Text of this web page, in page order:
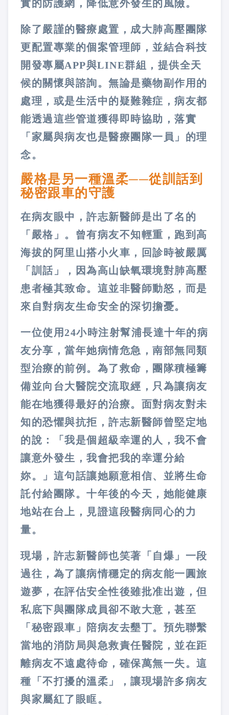
實的防護網，降低意外發生的風險。
除了嚴謹的醫療處置，成大肺高壓團隊
更配置專業的個案管理師，並結合科技
開發專屬APP與LINE群組，提供全天
候的關懷與諮詢。無論是藥物副作用的
處理，或是生活中的疑難雜症，病友都
能透過這些管道獲得即時協助，落實
「家屬與病友也是醫療團隊一員」的理
念。
嚴格是另一種溫柔──從訓話到
秘密跟車的守護
在病友眼中，許志新醫師是出了名的
「嚴格」。曾有病友不知輕重，跑到高
海拔的阿里山搭小火車，回診時被嚴厲
「訓話」，因為高山缺氧環境對肺高壓
患者極其致命。這並非醫師動怒，而是
來自對病友生命安全的深切擔憂。
一位使用24小時注射幫浦長達十年的病
友分享，當年她病情危急，南部無同類
型治療的前例。為了救命，團隊積極籌
備並向台大醫院交流取經，只為讓病友
能在地獲得最好的治療。面對病友對未
知的恐懼與抗拒，許志新醫師曾堅定地
的說：「我是個超級幸運的人，我不會
讓意外發生，我會把我的幸運分給
妳。」這句話讓她願意相信、並將生命
託付給團隊。十年後的今天，她能健康
地站在台上，見證這段醫病同心的力
量。
現場，許志新醫師也笑著「自爆」一段
過往，為了讓病情穩定的病友能一圓旅
遊夢，在評估安全性後雖批准出遊，但
私底下與團隊成員卻不敢大意，甚至
「秘密跟車」陪病友去墾丁。預先聯繫
當地的消防局與急救責任醫院，並在距
離病友不遠處待命，確保萬無一失。這
種「不打擾的溫柔」，讓現場許多病友
與家屬紅了眼眶。